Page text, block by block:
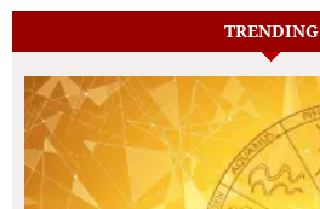
TRENDING